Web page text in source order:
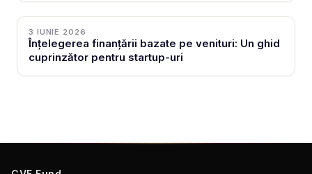
3 IUNIE 2026
Înțelegerea finanțării bazate pe venituri: Un ghid
cuprinzător pentru startup-uri